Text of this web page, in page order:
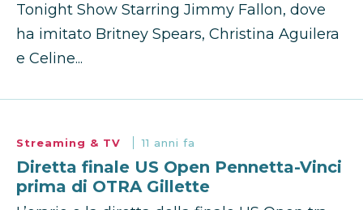
Tonight Show Starring Jimmy Fallon, dove
ha imitato Britney Spears, Christina Aguilera
e Celine...
Streaming & TV 11 anni fa
Diretta finale US Open Pennetta-Vinci
prima di OTRA Gillette